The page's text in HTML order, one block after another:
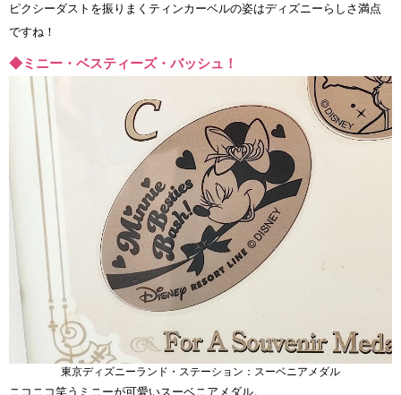
ピクシーダストを振りまくティンカーベルの姿はディズニーらしさ満点
ですね！
◆ミニー・ベスティーズ・バッシュ！
東京ディズニーランド・ステーション：スーベニアメダル
ニコニコ笑うミニーが可愛いスーベニアメダル。